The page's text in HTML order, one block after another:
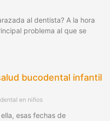
al dentista? A la hora
problema al que se
bucodental infantil
en niños
esas fechas de